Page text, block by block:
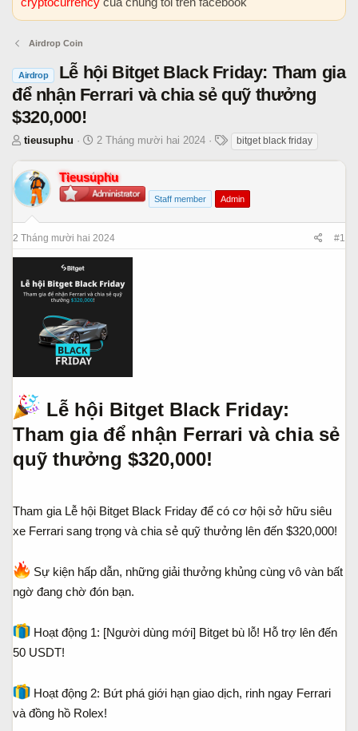
Airdrop Coin
Airdrop
Lễ hội Bitget Black Friday: Tham gia
để nhận Ferrari và chia sẻ quỹ thưởng
$320,000!
T
r
e
a
d
s
r
t
tieusuphu
N
à
y
b
ắ
t
u
2 Tháng mười hai 2024 bitget black friday
Tieusuphu
Staff member Admin
2 Tháng mười hai 2024 #1
Lễ hội Bitget Black Friday:
Tham gia để nhận Ferrari và chia sẻ
quỹ thưởng $320,000!​
Tham gia Lễ hội Bitget Black Friday để có cơ hội sở hữu siêu
xe Ferrari sang trọng và chia sẻ quỹ thưởng lên đến $320,000!
Sự kiện hấp dẫn, những giải thưởng khủng cùng vô vàn bất
ngờ đang chờ đón bạn.
Hoạt động 1: [Người dùng mới] Bitget bù lỗ! Hỗ trợ lên đến
50 USDT!
Hoạt động 2: Bứt phá giới hạn giao dịch, rinh ngay Ferrari
và đồng hồ Rolex!